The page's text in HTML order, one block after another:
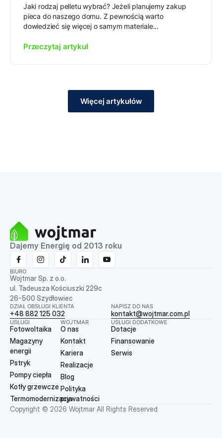
Jaki rodzaj pelletu wybrać? Jeżeli planujemy zakup
pieca do naszego domu. Z pewnością warto
dowiedzieć się więcej o samym materiale...
Przeczytaj artykuł
Więcej artykułów
Dajemy Energię od 2013 roku
BIURO
Wojtmar Sp. z o.o.
ul. Tadeusza Kościuszki 229c
26-500 Szydłowiec
DZIAŁ OBSŁUGI KLIENTA
+48 882 125 032
NAPISZ DO NAS
kontakt@wojtmar.com.pl
USŁUGI
Fotowoltaika
Magazyny
energii
Pstryk
Pompy ciepła
Kotły grzewcze
Termomodernizacja
WOJTMAR
O nas
Kontakt
Kariera
Realizacje
Blog
Polityka
prywatności
USŁUGI DODATKOWE
Dotacje
Finansowanie
Serwis
Copyright © 2026 Wojtmar All Rights Reserved